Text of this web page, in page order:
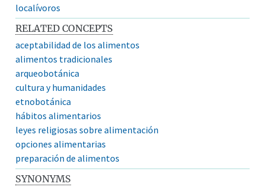
localívoros
RELATED CONCEPTS
aceptabilidad de los alimentos
alimentos tradicionales
arqueobotánica
cultura y humanidades
etnobotánica
hábitos alimentarios
leyes religiosas sobre alimentación
opciones alimentarias
preparación de alimentos
SYNONYMS